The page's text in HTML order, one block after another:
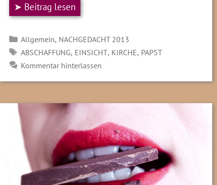
➤ Beitrag lesen
Kategorien
Allgemein, NACHGEDACHT 2013
SCHLAGWÖRTER
ABSCHAFFUNG, EINSICHT, KIRCHE, PAPST
Kommentar hinterlassen